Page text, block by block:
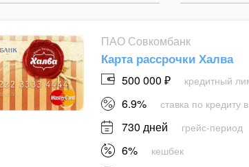
ПАО Совкомбанк
Карта рассрочки Халва
500 000 ₽ кредитный
6.9% ставка по кредиту
730 дней грейс-период
6% кешбек